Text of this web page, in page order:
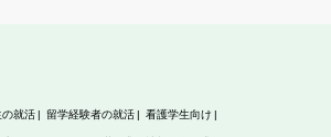
の就活 留学経験者の就活 看護学生向け